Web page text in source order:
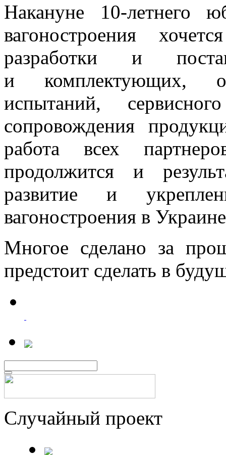
Накануне 10-летнего
вагоностроения
разработки и
и комплектующих,
испытаний,
сопровождения
работа всех
продолжится и
развитие и
вагоностроения в
Многое сделано за
предстоит сделать в
Случайный проект